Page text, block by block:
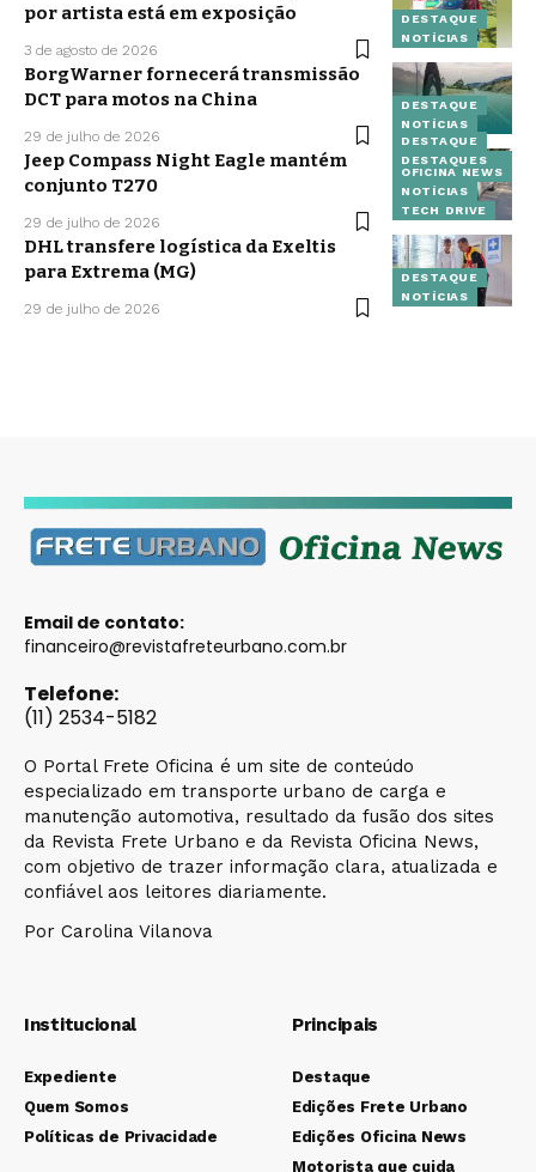
DESTAQUE
NOTÍCIAS
por artista está em exposição
3 de agosto de 2026
DESTAQUE
NOTÍCIAS
BorgWarner fornecerá transmissão
DCT para motos na China
29 de julho de 2026
DESTAQUE
DESTAQUES
OFICINA NEWS
NOTÍCIAS
TECH DRIVE
Jeep Compass Night Eagle mantém
conjunto T270
29 de julho de 2026
DESTAQUE
NOTÍCIAS
DHL transfere logística da Exeltis
para Extrema (MG)
29 de julho de 2026
Email de contato:
financeiro@revistafreteurbano.com.br
Telefone:
(11) 2534-5182
O Portal Frete Oficina é um site de conteúdo
especializado em transporte urbano de carga e
manutenção automotiva, resultado da fusão dos sites
da Revista Frete Urbano e da Revista Oficina News,
com objetivo de trazer informação clara, atualizada e
confiável aos leitores diariamente.
Por Carolina Vilanova
Institucional
Expediente
Quem Somos
Políticas de Privacidade
Principais
Destaque
Edições Frete Urbano
Edições Oficina News
Motorista que cuida